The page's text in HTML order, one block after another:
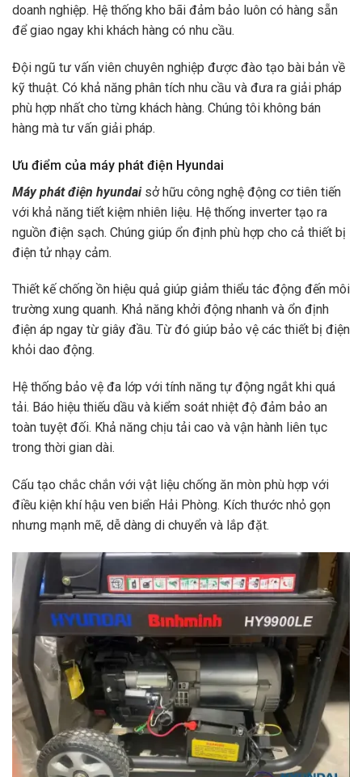
doanh nghiệp. Hệ thống kho bãi đảm bảo luôn có hàng sẵn
để giao ngay khi khách hàng có nhu cầu.
Đội ngũ tư vấn viên chuyên nghiệp được đào tạo bài bản về
kỹ thuật. Có khả năng phân tích nhu cầu và đưa ra giải pháp
phù hợp nhất cho từng khách hàng. Chúng tôi không bán
hàng mà tư vấn giải pháp.
Ưu điểm của máy phát điện Hyundai
Máy phát điện hyundaisở hữu công nghệ động cơ tiên tiến
với khả năng tiết kiệm nhiên liệu. Hệ thống inverter tạo ra
nguồn điện sạch. Chúng giúp ổn định phù hợp cho cả thiết bị
điện tử nhạy cảm.
Thiết kế chống ồn hiệu quả giúp giảm thiểu tác động đến môi
trường xung quanh. Khả năng khởi động nhanh và ổn định
điện áp ngay từ giây đầu. Từ đó giúp bảo vệ các thiết bị điện
khỏi dao động.
Hệ thống bảo vệ đa lớp với tính năng tự động ngắt khi quá
tải. Báo hiệu thiếu dầu và kiểm soát nhiệt độ đảm bảo an
toàn tuyệt đối. Khả năng chịu tải cao và vận hành liên tục
trong thời gian dài.
Cấu tạo chắc chắn với vật liệu chống ăn mòn phù hợp với
điều kiện khí hậu ven biển Hải Phòng. Kích thước nhỏ gọn
nhưng mạnh mẽ, dễ dàng di chuyển và lắp đặt.